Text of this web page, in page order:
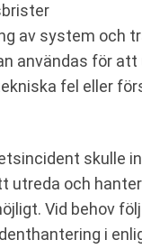
av system och
användas för att
fel eller
skulle
utreda och
Vid behov
i